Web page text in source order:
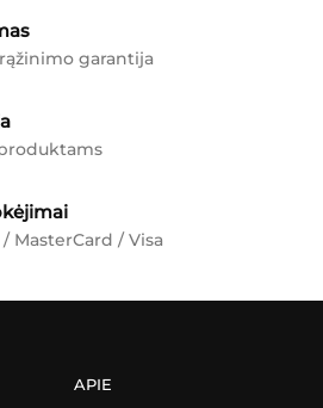
garantija
MasterCard / Visa
APIE